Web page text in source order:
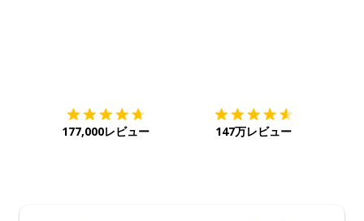
177,000レビュー 147万レビュー